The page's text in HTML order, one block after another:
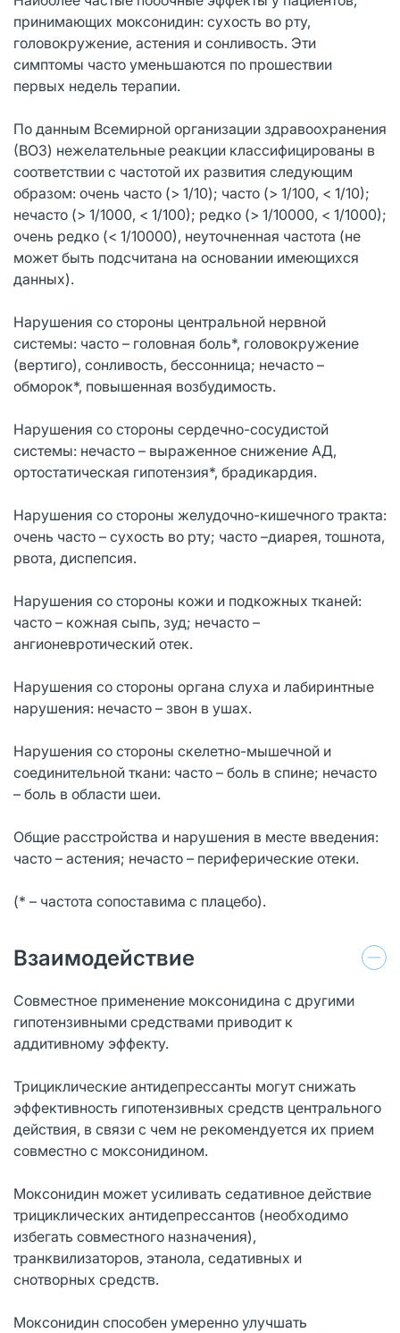
принимающих моксонидин: сухость во рту,
головокружение, астения и сонливость. Эти
симптомы часто уменьшаются по прошествии
первых недель терапии.
По данным Всемирной организации здравоохранения
(ВОЗ) нежелательные реакции классифицированы в
соответствии с частотой их развития следующим
образом: очень часто (> 1/10); часто (> 1/100, < 1/10);
нечасто (> 1/1000, < 1/100); редко (> 1/10000, < 1/1000);
очень редко (< 1/10000), неуточненная частота (не
может быть подсчитана на основании имеющихся
данных).
Нарушения со стороны центральной нервной
системы: часто – головная боль*, головокружение
(вертиго), сонливость, бессонница; нечасто –
обморок*, повышенная возбудимость.
Нарушения со стороны сердечно-сосудистой
системы: нечасто – выраженное снижение АД,
ортостатическая гипотензия*, брадикардия.
Нарушения со стороны желудочно-кишечного тракта:
очень часто – сухость во рту; часто –диарея, тошнота,
рвота, диспепсия.
Нарушения со стороны кожи и подкожных тканей:
часто – кожная сыпь, зуд; нечасто –
ангионевротический отек.
Нарушения со стороны органа слуха и лабиринтные
нарушения: нечасто – звон в yшax.
Нарушения со стороны скелетно-мышечной и
соединительной ткани: часто – боль в спине; нечасто
– боль в области шеи.
Общие расстройства и нарушения в месте введения:
часто – астения; нечасто – периферические отеки.
(* – частота сопоставима с плацебо).
Взаимодействие
Совместное применение моксонидина с другими
гипотензивными средствами приводит к
аддитивному эффекту.
Трициклические антидепрессанты могут снижать
эффективность гипотензивных средств центрального
действия, в связи с чем не рекомендуется их прием
совместно с моксонидином.
Моксонидин может усиливать седативное действие
трициклических антидепрессантов (необходимо
избегать совместного назначения),
транквилизаторов, этанола, седативных и
снотворных средств.
Моксонидин способен умеренно улучшать